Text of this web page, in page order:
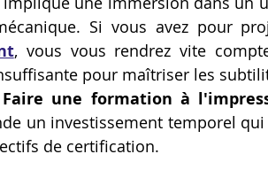
Creality HI combo Filament
Si vous avez pour
, vous vous rendrez vite
pour maîtriser les
Faire une formation à
un investissement temporel
de certification.